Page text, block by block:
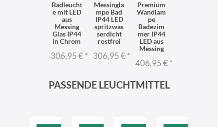
Badleucht
e mit LED
aus
Messing
Glas IP44
in Chrom
306,95 €*
Messingla
mpe Bad
IP44 LED
spritzwas
serdicht
rostfrei
306,95 €*
Premium
Wandlam
pe
Badezim
mer IP44
LED aus
Messing
406,95 €*
PASSENDE LEUCHTMITTEL